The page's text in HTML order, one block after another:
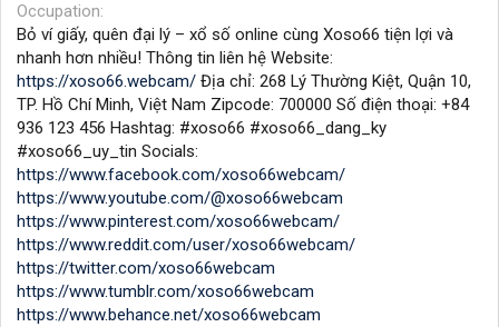
Occupation
Bỏ ví giấy, quên đại lý – xổ số online cùng Xoso66 tiện lợi và
nhanh hơn nhiều! Thông tin liên hệ Website:
https://xoso66.webcam/ Địa chỉ: 268 Lý Thường Kiệt, Quận 10,
TP. Hồ Chí Minh, Việt Nam Zipcode: 700000 Số điện thoại: +84
936 123 456 Hashtag: #xoso66 #xoso66_dang_ky
#xoso66_uy_tin Socials:
https://www.facebook.com/xoso66webcam/
https://www.youtube.com/@xoso66webcam
https://www.pinterest.com/xoso66webcam/
https://www.reddit.com/user/xoso66webcam/
https://twitter.com/xoso66webcam
https://www.tumblr.com/xoso66webcam
https://www.behance.net/xoso66webcam